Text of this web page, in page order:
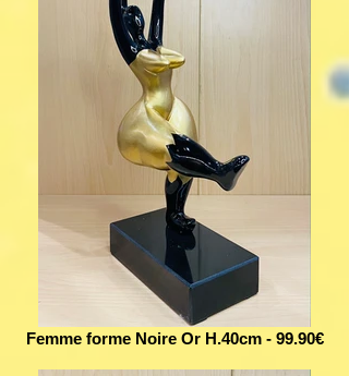
Femme forme Noire Or H.40cm - 99.90€